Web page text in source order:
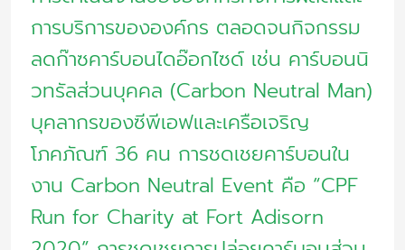
การบริการขององค์กร ตลอดจนกิจกรรม
ลดก๊าซคาร์บอนไดอ๊อกไซด์ เช่น คาร์บอนนิ
วทรัลส่วนบุคคล (Carbon Neutral Man)
บุคลากรของซีพีเอฟและเครือเจริญ
โภคภัณฑ์ 36 คน การชดเชยคาร์บอนใน
งาน Carbon Neutral Event คือ “CPF
Run for Charity at Fort Adisorn